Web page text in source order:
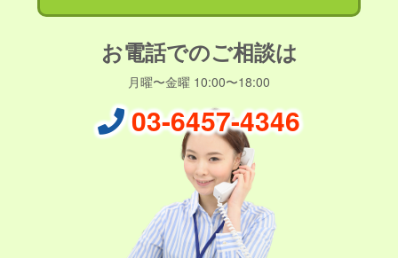
お電話でのご相談は
月曜〜金曜 10:00〜18:00
03-6457-4346